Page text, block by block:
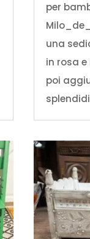
per
una
in rosa
poi